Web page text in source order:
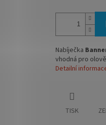
Nabíječka
vhodná pro
Detailní
TISK